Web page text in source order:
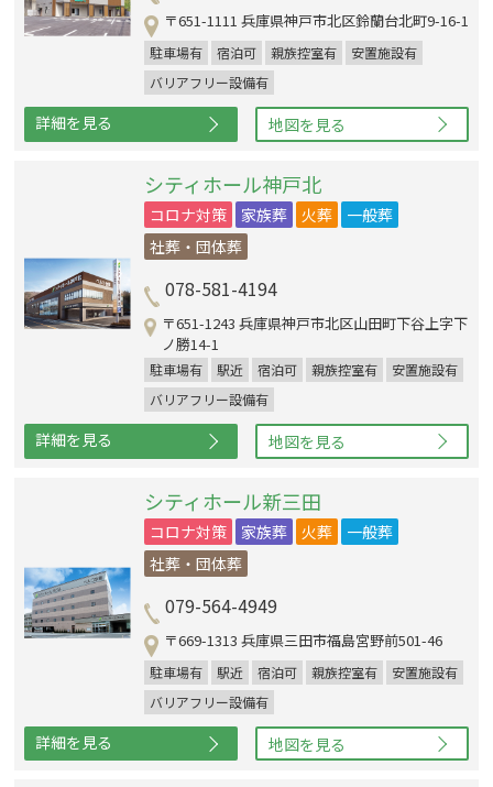
〒651-1111 兵庫県神戸市北区鈴蘭台北町9-16-1
駐車場有 宿泊可 親族控室有
安置施設有
バリアフリー設備有
詳細を見る 地図を見る
シティホール神戸北
コロナ対策 家族葬 火葬
一般葬
社葬・団体葬
078-581-4194
〒651-1243 兵庫県神戸市北区山田町下谷上字下
ノ勝14-1
駐車場有 駅近 宿泊可 親族控室有
安置施設有
バリアフリー設備有
詳細を見る 地図を見る
シティホール新三田
コロナ対策 家族葬 火葬
一般葬
社葬・団体葬
079-564-4949
〒669-1313 兵庫県三田市福島宮野前501-46
駐車場有 駅近 宿泊可 親族控室有
安置施設有
バリアフリー設備有
詳細を見る 地図を見る